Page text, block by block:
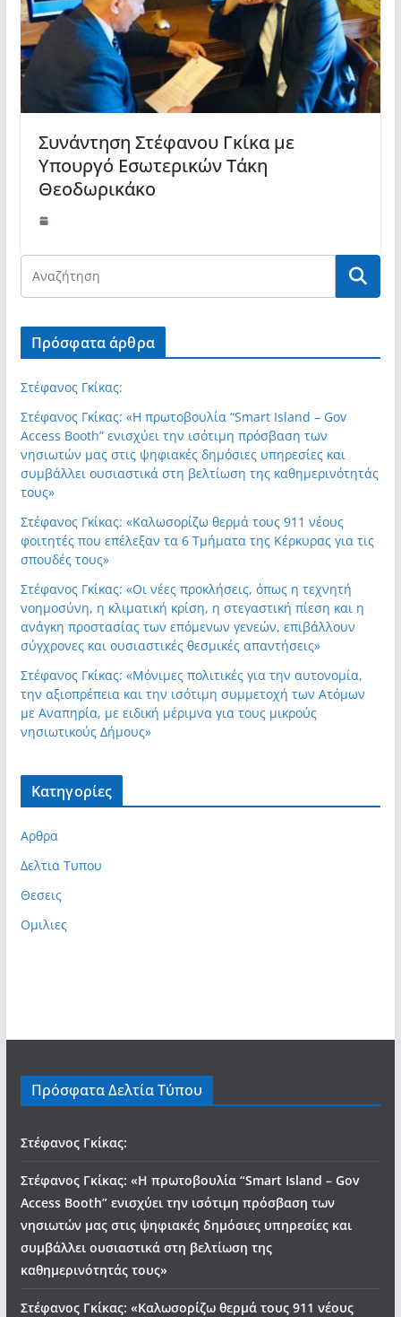
Συνάντηση Στέφανου Γκίκα με
Υπουργό Εσωτερικών Τάκη
Θεοδωρικάκο
Πρόσφατα άρθρα
Στέφανος Γκίκας:
Στέφανος Γκίκας: «Η πρωτοβουλία “Smart Island – Gov
Access Booth” ενισχύει την ισότιμη πρόσβαση των
νησιωτών μας στις ψηφιακές δημόσιες υπηρεσίες και
συμβάλλει ουσιαστικά στη βελτίωση της καθημερινότητάς
τους»
Στέφανος Γκίκας: «Καλωσορίζω θερμά τους 911 νέους
φοιτητές που επέλεξαν τα 6 Τμήματα της Κέρκυρας για τις
σπουδές τους»
Στέφανος Γκίκας: «Οι νέες προκλήσεις, όπως η τεχνητή
νοημοσύνη, η κλιματική κρίση, η στεγαστική πίεση και η
ανάγκη προστασίας των επόμενων γενεών, επιβάλλουν
σύγχρονες και ουσιαστικές θεσμικές απαντήσεις»
Στέφανος Γκίκας: «Μόνιμες πολιτικές για την αυτονομία,
την αξιοπρέπεια και την ισότιμη συμμετοχή των Ατόμων
με Αναπηρία, με ειδική μέριμνα για τους μικρούς
νησιωτικούς Δήμους»
Kατηγορίες
Αρθρα
Δελτια Τυπου
Θεσεις
Ομιλιες
Πρόσφατα Δελτία Τύπου
Στέφανος Γκίκας:
Στέφανος Γκίκας: «Η πρωτοβουλία “Smart Island – Gov
Access Booth” ενισχύει την ισότιμη πρόσβαση των
νησιωτών μας στις ψηφιακές δημόσιες υπηρεσίες και
συμβάλλει ουσιαστικά στη βελτίωση της
καθημερινότητάς τους»
Στέφανος Γκίκας: «Καλωσορίζω θερμά τους 911 νέους